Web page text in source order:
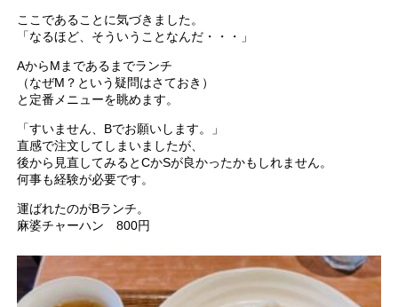
ここであることに気づきました。
「なるほど、そういうことなんだ・・・」
AからMまであるまでランチ
（なぜM？という疑問はさておき）
と定番メニューを眺めます。
「すいません、Bでお願いします。」
直感で注文してしまいましたが、
後から見直してみるとCかSが良かったかもしれません。
何事も経験が必要です。
運ばれたのがBランチ。
麻婆チャーハン 800円